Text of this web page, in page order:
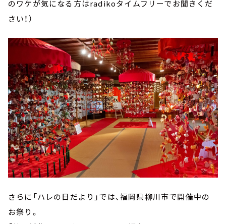
のワケが気になる方はradikoタイムフリーでお聞きくだ
さい！）
さらに「ハレの日だより」では、福岡県柳川市で開催中の
お祭り。